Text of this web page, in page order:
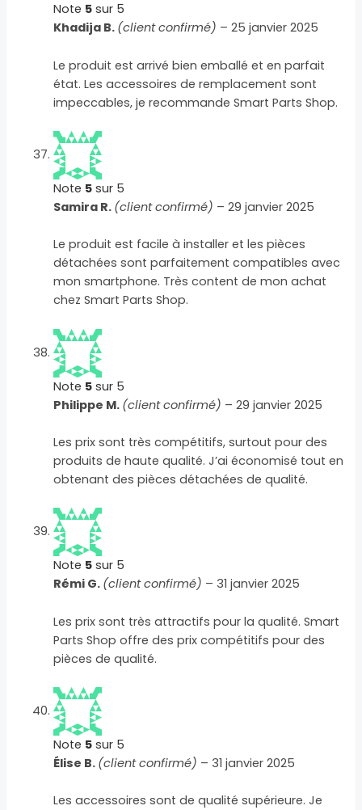
Note 5 sur 5
Khadija B. (client confirmé) – 25 janvier 2025
Le produit est arrivé bien emballé et en parfait
état. Les accessoires de remplacement sont
impeccables, je recommande Smart Parts Shop.
Note 5 sur 5
Samira R. (client confirmé) – 29 janvier 2025
Le produit est facile à installer et les pièces
détachées sont parfaitement compatibles avec
mon smartphone. Très content de mon achat
chez Smart Parts Shop.
Note 5 sur 5
Philippe M. (client confirmé) – 29 janvier 2025
Les prix sont très compétitifs, surtout pour des
produits de haute qualité. J’ai économisé tout en
obtenant des pièces détachées de qualité.
Note 5 sur 5
Rémi G. (client confirmé) – 31 janvier 2025
Les prix sont très attractifs pour la qualité. Smart
Parts Shop offre des prix compétitifs pour des
pièces de qualité.
Note 5 sur 5
Élise B. (client confirmé) – 31 janvier 2025
Les accessoires sont de qualité supérieure. Je